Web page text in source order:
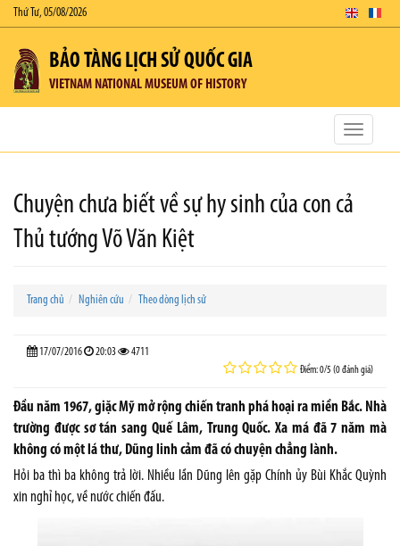
Thứ Tư, 05/08/2026
BẢO TÀNG LỊCH SỬ QUỐC GIA
VIETNAM NATIONAL MUSEUM OF HISTORY
Toggle
Chuyện chưa biết về sự hy sinh của con cả
Thủ tướng Võ Văn Kiệt
Trang chủ Nghiên cứu Theo dòng lịch sử
17/07/2016 20:03 4711
Điểm: 0/5 (0 đánh giá)
Đầu năm 1967, giặc Mỹ mở rộng chiến tranh phá hoại ra miền Bắc. Nhà
trường được sơ tán sang Quế Lâm, Trung Quốc. Xa má đã 7 năm mà
không có một lá thư, Dũng linh cảm đã có chuyện chẳng lành.
Hỏi ba thì ba không trả lời. Nhiều lần Dũng lên gặp Chính ủy Bùi Khắc Quỳnh
xin nghỉ học, về nước chiến đấu.